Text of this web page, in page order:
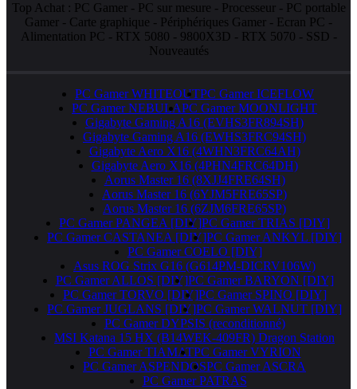
Top Achat : PC Gamer- PC sur mesure - Processeur- PC portable
Gamer - Carte graphique - Périphériques Gamer - Ecran PC -
Alimentation PC - RTX 5080 - 9800X3D - RTX 5070 - SSD -
Nouveautés
PC Gamer WHITEOUTPC Gamer ICEFLOW
PC Gamer NEBULAPC Gamer MOONLIGHT
Gigabyte Gaming A16 (EVHS3FR894SH)
Gigabyte Gaming A16 (EWHS3FRC94SH)
Gigabyte Aero X16 (4WHN3FRC64AH)
Gigabyte Aero X16 (4PHN4FRC64DH)
Aorus Master 16 (8XJJ4FRE64SH)
Aorus Master 16 (6YJM5FRE65SP)
Aorus Master 16 (6ZJM6FRE65SP)
PC Gamer PANGEA [DIY]PC Gamer TRIAS [DIY]
PC Gamer CASTANEA [DIY]PC Gamer ANKYL [DIY]
PC Gamer COELO [DIY]
Asus ROG Strix G16 (G614PM-DICRV106W)
PC Gamer ALLOS [DIY]PC Gamer BARYON [DIY]
PC Gamer TORVO [DIY]PC Gamer SPINO [DIY]
PC Gamer JUGLANS [DIY]PC Gamer WALNUT [DIY]
PC Gamer DYPSIS (reconditionné)
MSI Katana 15 HX (B14WEK-409FR) Dragon Station
PC Gamer TIAMATPC Gamer VYRION
PC Gamer ASPENDOSPC Gamer ASCRA
PC Gamer PATRAS